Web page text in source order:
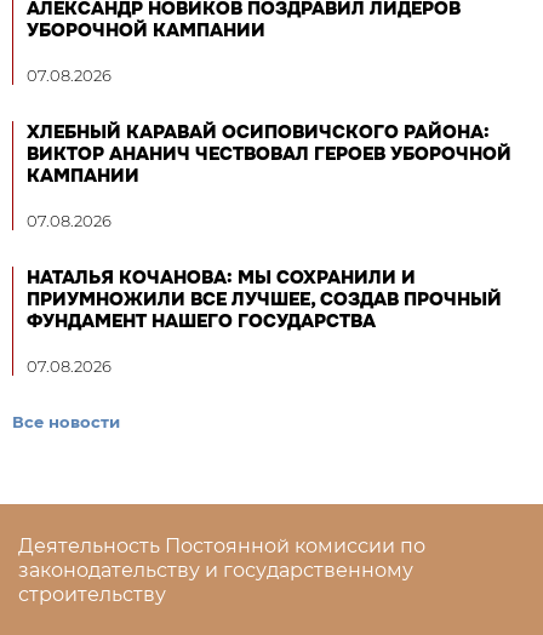
АЛЕКСАНДР НОВИКОВ ПОЗДРАВИЛ ЛИДЕРОВ
УБОРОЧНОЙ КАМПАНИИ
07.08.2026
ХЛЕБНЫЙ КАРАВАЙ ОСИПОВИЧСКОГО РАЙОНА:
ВИКТОР АНАНИЧ ЧЕСТВОВАЛ ГЕРОЕВ УБОРОЧНОЙ
КАМПАНИИ
07.08.2026
НАТАЛЬЯ КОЧАНОВА: МЫ СОХРАНИЛИ И
ПРИУМНОЖИЛИ ВСЕ ЛУЧШЕЕ, СОЗДАВ ПРОЧНЫЙ
ФУНДАМЕНТ НАШЕГО ГОСУДАРСТВА
07.08.2026
Все новости
Деятельность Постоянной комиссии по
законодательству и государственному
строительству